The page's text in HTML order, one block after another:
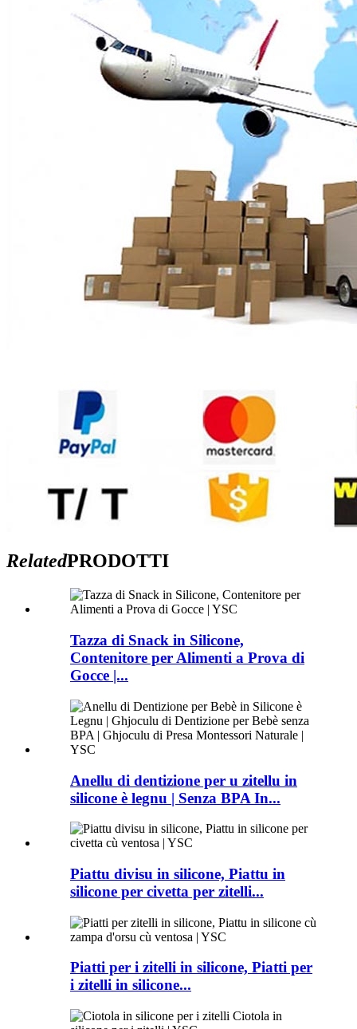
RelatedPRODOTTI
Tazza di Snack in Silicone,
Contenitore per Alimenti a Prova di
Gocce |...
Anellu di dentizione per u zitellu in
silicone è legnu | Senza BPA In...
Piattu divisu in silicone, Piattu in
silicone per civetta per zitelli...
Piatti per i zitelli in silicone, Piatti per
i zitelli in silicone...